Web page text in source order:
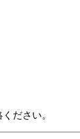
ださい。